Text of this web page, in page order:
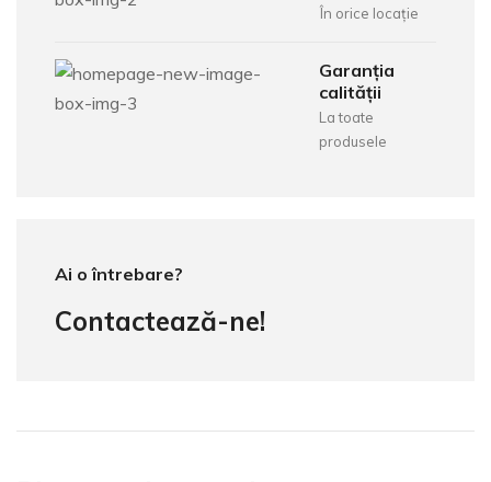
În orice locație
Garanția
calității
La toate
produsele
Ai o întrebare?
Contactează-ne!